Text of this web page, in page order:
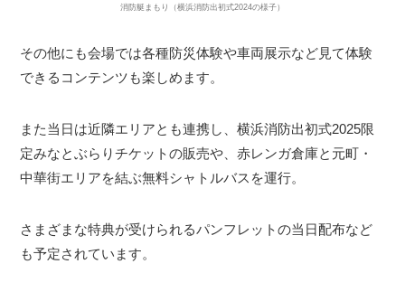
消防艇まもり（横浜消防出初式2024の様子）
その他にも会場では各種防災体験や車両展示など見て体験
できるコンテンツも楽しめます。
また当日は近隣エリアとも連携し、横浜消防出初式2025限
定みなとぶらりチケットの販売や、赤レンガ倉庫と元町・
中華街エリアを結ぶ無料シャトルバスを運行。
さまざまな特典が受けられるパンフレットの当日配布など
も予定されています。